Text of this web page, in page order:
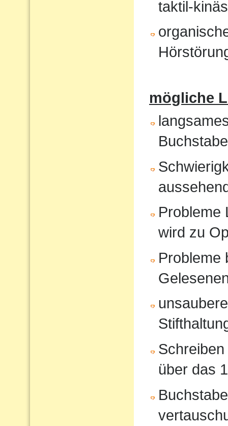
taktil-
mögliche
Probleme
wird zu
Probleme
über das